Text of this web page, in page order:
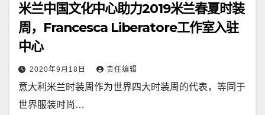
米兰中国文化中心助力2019米兰春夏时装
周，Francesca Liberatore工作室入驻
中心
2020年9月18日 责任编辑
意大利米兰时装周作为世界四大时装周的代表，等同于
世界服装时尚…